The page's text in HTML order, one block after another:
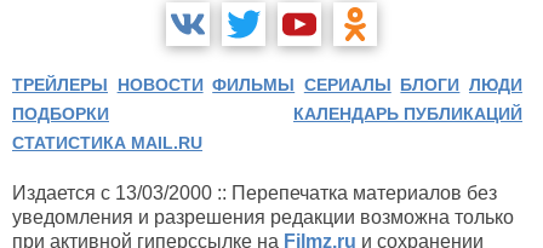
ТРЕЙЛЕРЫ НОВОСТИ ФИЛЬМЫ СЕРИАЛЫ БЛОГИ ЛЮДИ
ПОДБОРКИ
КАЛЕНДАРЬ ПУБЛИКАЦИЙ
СТАТИСТИКА MAIL.RU
Издается с 13/03/2000 :: Перепечатка материалов без
уведомления и разрешения редакции возможна только
при активной гиперссылке на Filmz.ru и сохранении